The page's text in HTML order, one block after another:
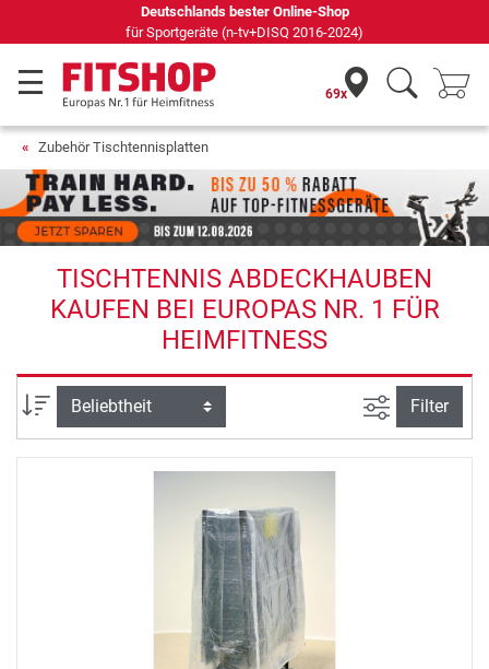
Deutschlands bester Online-Shop
für Sportgeräte (n-tv+DISQ 2016-2024)
69x
Zubehör Tischtennisplatten
TISCHTENNIS ABDECKHAUBEN
KAUFEN BEI EUROPAS NR. 1 FÜR
HEIMFITNESS
Sortierung Ansicht
Filter